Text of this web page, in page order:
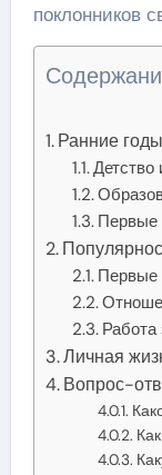
поклонников
Ранние
Детство
Первые
Первые
Работа
Личная
Вопрос-